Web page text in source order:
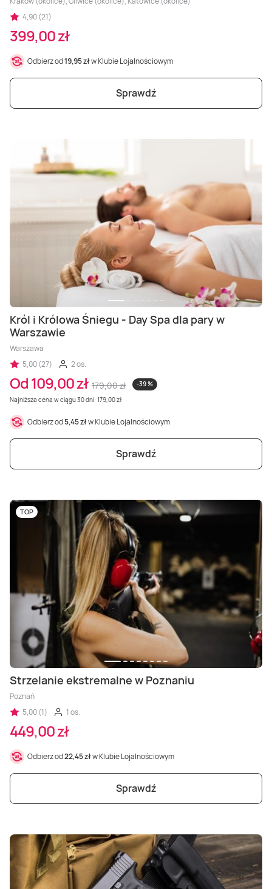
4,90 (21)
399,00 zł
Odbierz od19,95 złw Klubie Lojalnościowym
Sprawdź
Król i Królowa Śniegu - Day Spa dla pary w
Warszawie
Warszawa
5,00 (27)
2 os.
Od 109,00 zł 179,00 zł
-39 %
Najniższa cena w ciągu 30 dni: 179,00 zł
Odbierz od5,45 złw Klubie Lojalnościowym
Sprawdź
TOP
Strzelanie ekstremalne w Poznaniu
Poznań
5,00 (1)
1 os.
449,00 zł
Odbierz od22,45 złw Klubie Lojalnościowym
Sprawdź